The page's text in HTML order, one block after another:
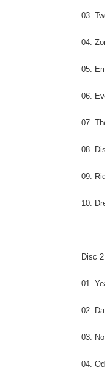
03.
04.
05.
06.
07.
08.
09.
10.
Disc 2
01.
02.
03.
04.